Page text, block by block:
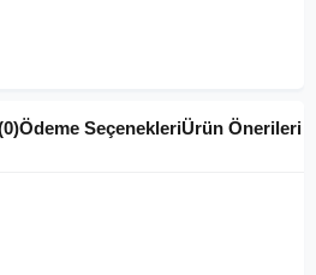
Ödeme SeçenekleriÜrün Önerileri